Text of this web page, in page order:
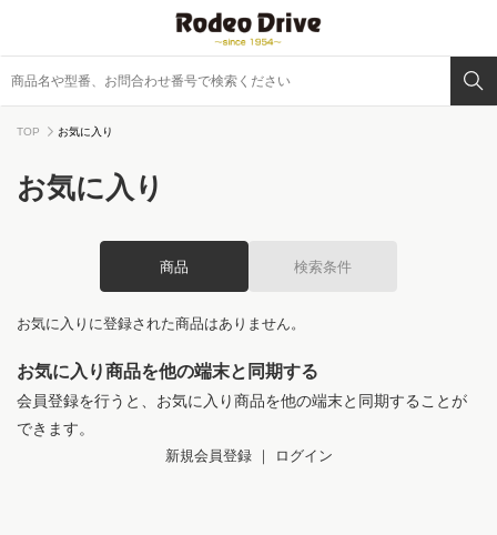
TOP お気に入り
お気に入り
商品 検索条件
お気に入りに登録された商品はありません。
お気に入り商品を他の端末と同期する
会員登録を行うと、お気に入り商品を他の端末と同期することが
できます。
新規会員登録｜ ログイン